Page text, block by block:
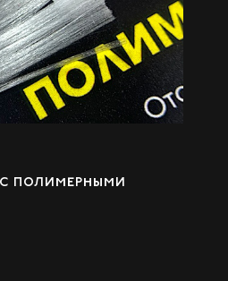
С ПОЛИМЕРНЫМИ